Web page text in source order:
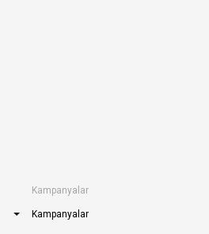
Kampanyalar
Kampanyalar